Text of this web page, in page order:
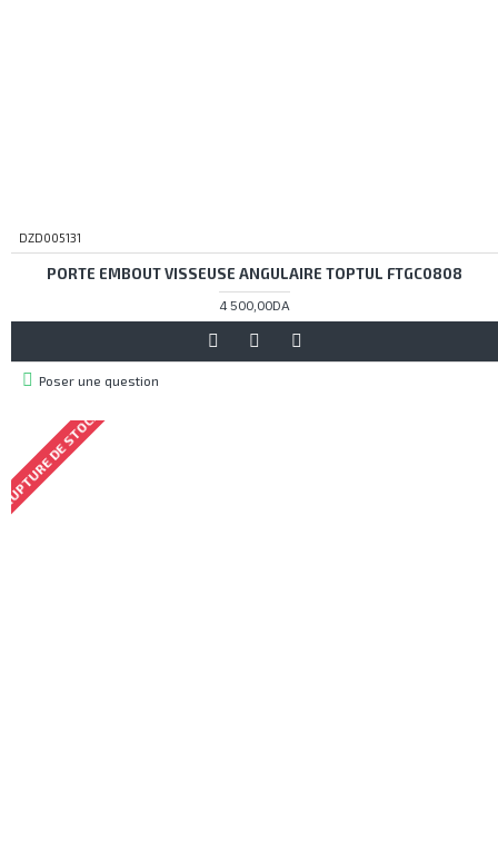
DZD005131
PORTE EMBOUT VISSEUSE ANGULAIRE TOPTUL FTGC0808
4 500,00DA
Poser une question
DE STOCK